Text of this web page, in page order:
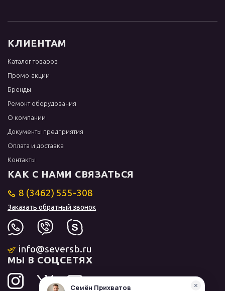
КЛИЕНТАМ
Каталог товаров
Промо-акции
Бренды
Ремонт оборудования
О компании
Документы предприятия
Оплата и доставка
Контакты
КАК С НАМИ СВЯЗАТЬСЯ
8 (3462) 555-308
Заказать обратный звонок
info@seversb.ru
МЫ В СОЦСЕТЯХ